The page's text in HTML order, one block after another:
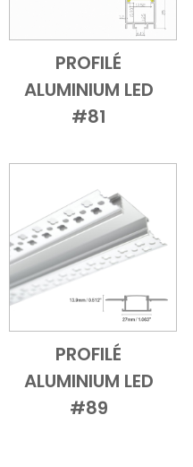
Add to Cart
Vue
PROFILÉ
ALUMINIUM LED
#81
Add to Cart
Vue
PROFILÉ
ALUMINIUM LED
#89